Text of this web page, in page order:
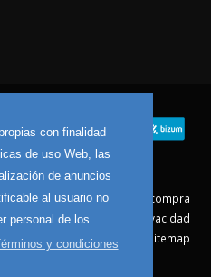
con finalidad
de uso Web, las
de anuncios
al usuario no
personal de los
y condiciones
Legal
Condiciones de compra
devolución
Política de Privacidad
Política de Cookies
Sitemap